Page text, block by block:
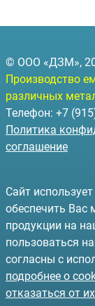
© ООО «ДЗМ»,
Производство
различных
Телефон: +7
Политика
соглашение
Сайт
обеспечить
продукции на
пользоваться
согласны с
подробнее о
отказаться от